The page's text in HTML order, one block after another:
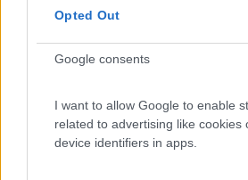
Opted Out
Google consents
I want to allow Google to enable
related to advertising like cookies
device identifiers in apps.
ciccio68
-
21/12/2009
(impiega 15 minuti solo quando
passaggio è piu veloce)il mio se è a
gas. questa estate si spegneva e si